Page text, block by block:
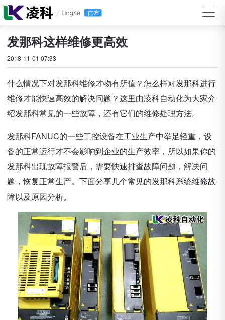
发那科这样维修更高效
2018-11-01 07:33
什么情况下对发那科维修才物有所值？怎么样对发那科进行
维修才能快速高效的解决问题？这里由凌科自动化为大家介
绍发那科常见的一些故障，还有它们的维修处理方法。
发那科FANUC的一些工控设备在工业生产中举足轻重，设
备的正常运行才不会影响到企业的生产效率，所以如果你的
发那科出现故障报警后，需要快速排查故障问题，解决问
题，恢复正常生产。下面分享几个常见的发那科系统维修故
障以及原因分析。